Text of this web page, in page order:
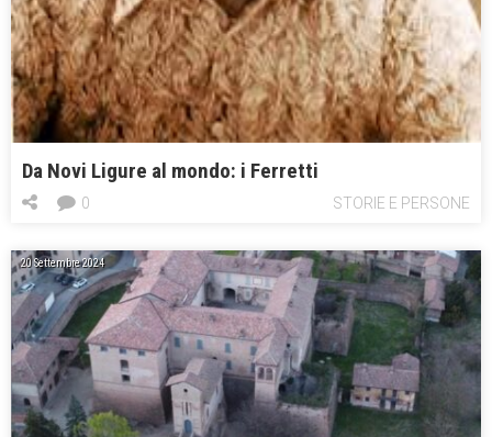
Da Novi Ligure al mondo: i Ferretti
STORIE E PERSONE
0
20 Settembre 2024